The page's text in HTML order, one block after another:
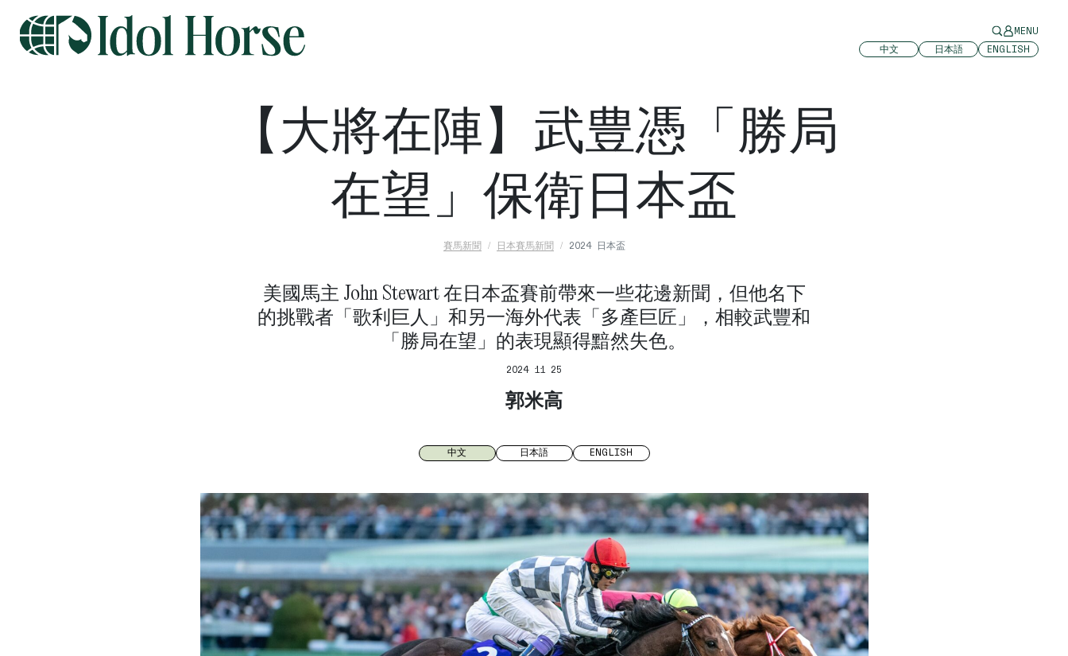
MENU
中文
日本語 ENGLISH
【大將在陣】武豊憑「勝局
在望」保衛日本盃
賽馬新聞 日本賽馬新聞 2024 日本盃
美國馬主 John Stewart 在日本盃賽前帶來一些花邊新聞，但他名下
的挑戰者「歌利巨人」和另一海外代表「多產巨匠」，相較武豐和
「勝局在望」的表現顯得黯然失色。
2024 11 25
郭米高
中文 日本語 ENGLISH